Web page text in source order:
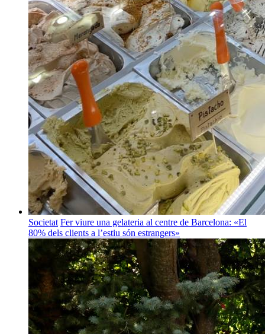
Societat Fer viure una gelateria al centre de Barcelona: «El
80% dels clients a l’estiu són estrangers»